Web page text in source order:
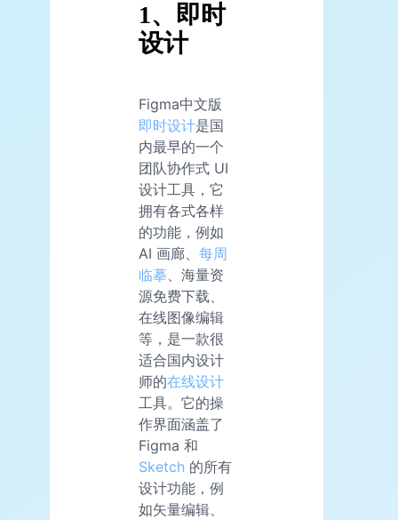
1、即时
设计
Figma中文版
即时设计是国
内最早的一个
团队协作式 UI
设计工具，它
拥有各式各样
的功能，例如
AI 画廊、 每周
临摹、海量资
源免费下载、
在线图像编辑
等，是一款很
适合国内设计
师的在线设计
工具。它的操
作界面涵盖了
Figma 和
Sketch 的所有
设计功能，例
如矢量编辑、